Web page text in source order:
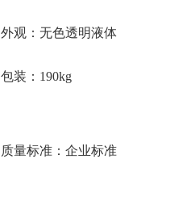
外观：无色透明液体
包装：190kg
质量标准：企业标准